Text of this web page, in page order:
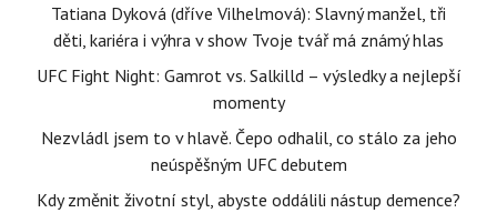
Tatiana Dyková (dříve Vilhelmová): Slavný manžel, tři
děti, kariéra i výhra v show Tvoje tvář má známý hlas
UFC Fight Night: Gamrot vs. Salkilld – výsledky a nejlepší
momenty
Nezvládl jsem to v hlavě. Čepo odhalil, co stálo za jeho
neúspěšným UFC debutem
Kdy změnit životní styl, abyste oddálili nástup demence?